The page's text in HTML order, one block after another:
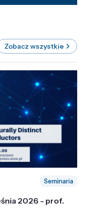
Zobacz wszystkie
Seminaria
2026 - prof.